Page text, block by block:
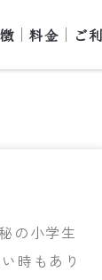
料金 ご
の小学生
時もあり